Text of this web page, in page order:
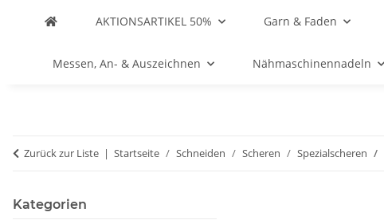
AKTIONSARTIKEL 50% Garn & Faden
Messen, An- & Auszeichnen Nähmaschinennadeln
Zurück zur Liste Startseite Schneiden Scheren Spezialscheren
Kategorien